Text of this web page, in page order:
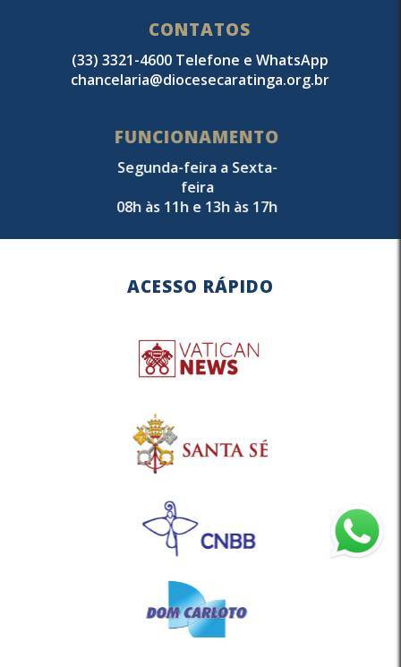
CONTATOS
(33) 3321-4600 Telefone e WhatsApp
chancelaria@diocesecaratinga.org.br
FUNCIONAMENTO
Segunda-feira a Sexta-
feira
08h às 11h e 13h às 17h
ACESSO RÁPIDO